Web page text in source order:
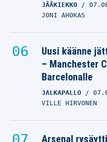
JÄÄKIEKKO
JONI AHOKAS
Uusi käänne
– Manchester
Barcelonalle
JALKAPALLO
VILLE HIRVONEN
Arsenal